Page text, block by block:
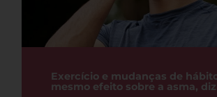
Exercício e mudanças de
mesmo efeito sobre a asma,